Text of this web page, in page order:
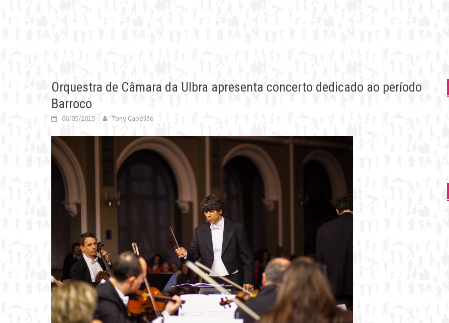
Orquestra de Câmara da Ulbra apresenta concerto dedicado ao período
Barroco
06/05/2015 Tony Capellão